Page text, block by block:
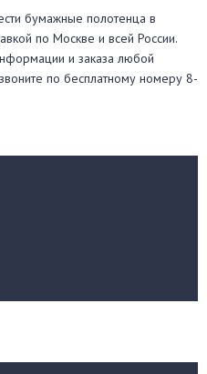
бумажные полотенца в
по Москве и всей России.
и заказа любой
по бесплатному номеру 8-